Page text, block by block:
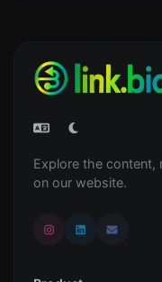
Explore the content,
on our website.